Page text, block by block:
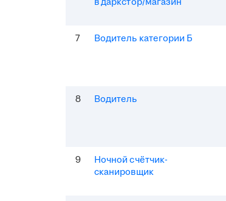
7 Водитель категории Б
8 Водитель
9
Ночной счётчик-
сканировщик